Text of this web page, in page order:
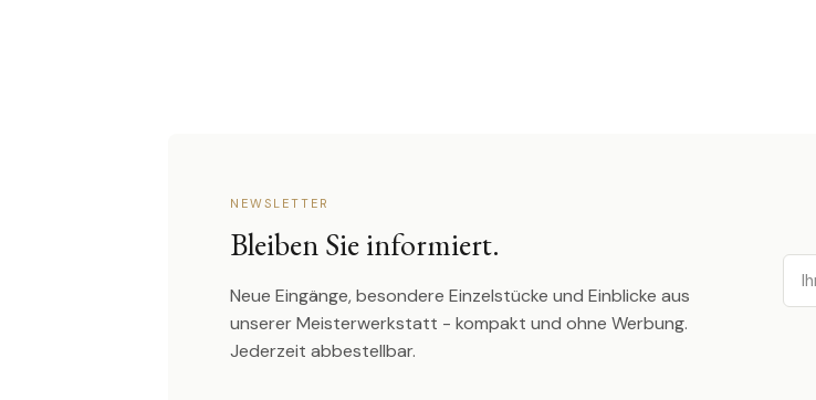
NEWSLETTER
Bleiben Sie informiert.
Neue Eingänge, besondere Einzelstücke und Einblicke aus
unserer Meisterwerkstatt - kompakt und ohne Werbung.
Jederzeit abbestellbar.
Email